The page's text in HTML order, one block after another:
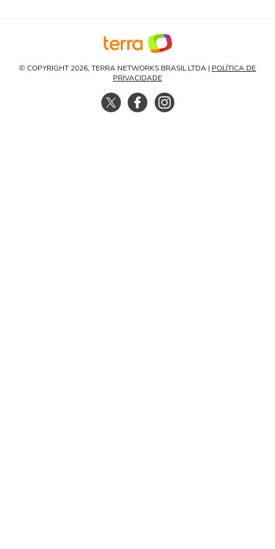
© COPYRIGHT 2026, TERRA NETWORKS BRASIL LTDA | POLÍTICA DE
PRIVACIDADE